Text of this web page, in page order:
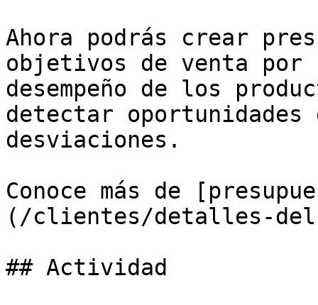
Ahora podrás crear
objetivos de venta
desempeño de los
detectar oportunidades
desviaciones.
Conoce más de
(/clientes/detalles-del-
## Actividad